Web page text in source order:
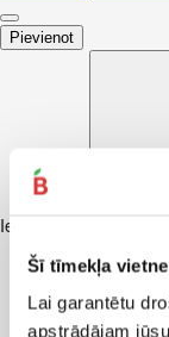
Šī tīmekļa
Lai garantētu
apstrādājam
Pievienot
Iesakām ar